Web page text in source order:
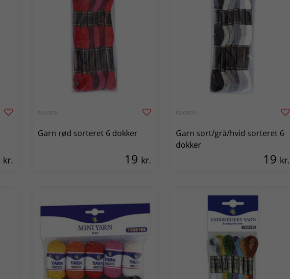
kr.
PLAYBOX
Garn rød sorteret 6 dokker
19 kr.
PLAYBOX
Garn sort/grå/hvid sorteret 6
dokker
19 kr.